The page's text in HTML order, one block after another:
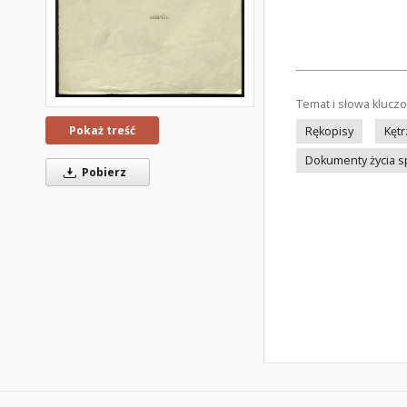
Pokaż treść
Pobierz
Temat i słowa
Rękopisy
Dokumenty życia